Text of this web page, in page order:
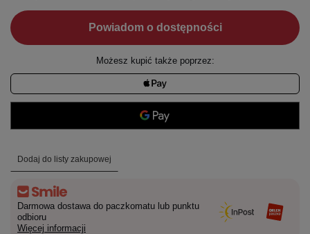
Powiadom o dostępności
Możesz kupić także poprzez:
Dodaj do listy zakupowej
Darmowa dostawa do paczkomatu lub punktu
odbioru
Więcej informacji